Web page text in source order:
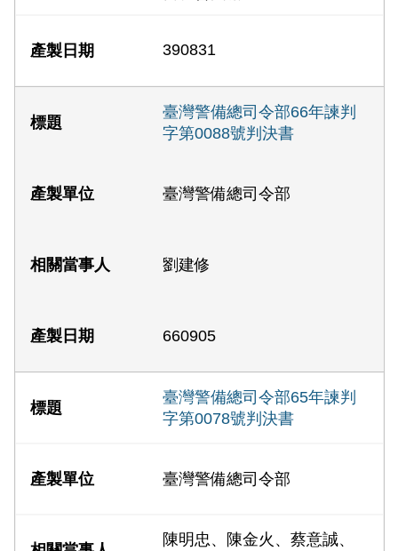
390831
臺灣警備總司令部66年諫判
字第0088號判決書
臺灣警備總司令部
劉建修
660905
臺灣警備總司令部65年諫判
字第0078號判決書
臺灣警備總司令部
陳明忠、陳金火、蔡意誠、